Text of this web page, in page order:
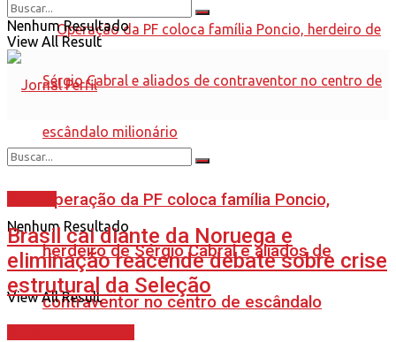
Operação da PF coloca família Poncio,
herdeiro de Sérgio Cabral e aliados de
contraventor no centro de escândalo
Nenhum Resultado
View All Result
Nenhum Resultado
View All Result
Brasil cai diante da Noruega e
eliminação reacende debate sobre crise
estrutural da Seleção